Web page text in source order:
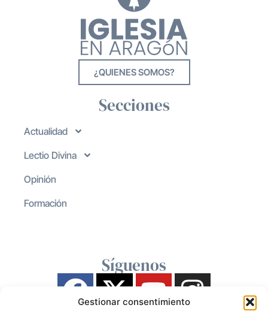
Gestionar consentimiento
¿QUIENES SOMOS?
Secciones
Actualidad
Lectio Divina
Opinión
Formación
Síguenos